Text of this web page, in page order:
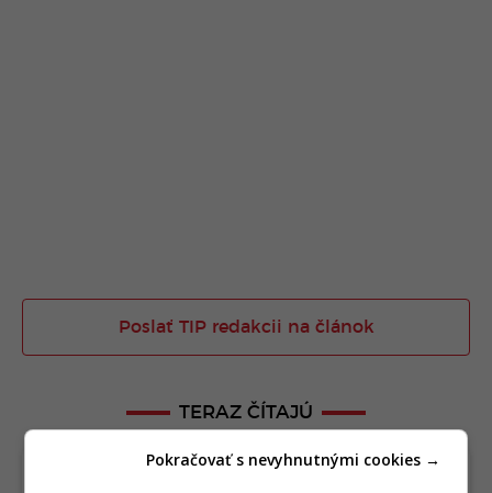
Poslať TIP redakcii na článok
TERAZ ČÍTAJÚ
Pokračovať s nevyhnutnými cookies →